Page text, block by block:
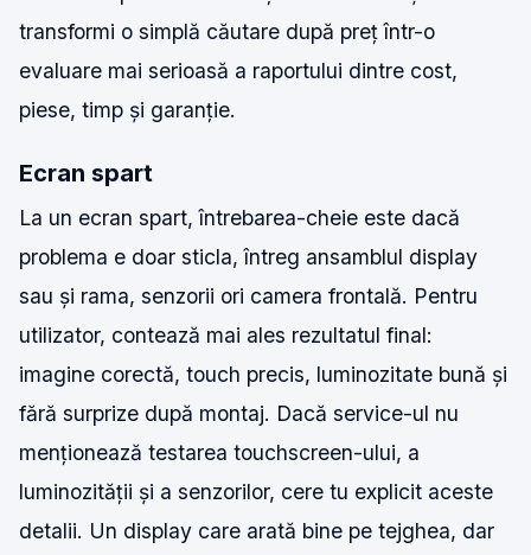
transformi o simplă căutare după preț într-o
evaluare mai serioasă a raportului dintre cost,
piese, timp și garanție.
Ecran spart
La un ecran spart, întrebarea-cheie este dacă
problema e doar sticla, întreg ansamblul display
sau și rama, senzorii ori camera frontală. Pentru
utilizator, contează mai ales rezultatul final:
imagine corectă, touch precis, luminozitate bună și
fără surprize după montaj. Dacă service-ul nu
menționează testarea touchscreen-ului, a
luminozității și a senzorilor, cere tu explicit aceste
detalii. Un display care arată bine pe tejghea, dar